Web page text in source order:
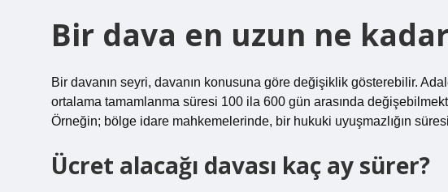
Bir dava en uzun ne
Bir davanın seyri, davanın konusuna göre değişiklik gösterebilir.
ortalama tamamlanma süresi 100 ila 600 gün arasında
Örneğin; bölge idare mahkemelerinde, bir hukuki uyuşmazlığın
Ücret alacağı davası kaç ay sürer?